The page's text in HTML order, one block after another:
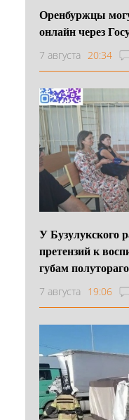
Оренбуржцы
онлайн через
7 августа 20:34
У Бузулукского
претензий к
губам
7 августа 19:06